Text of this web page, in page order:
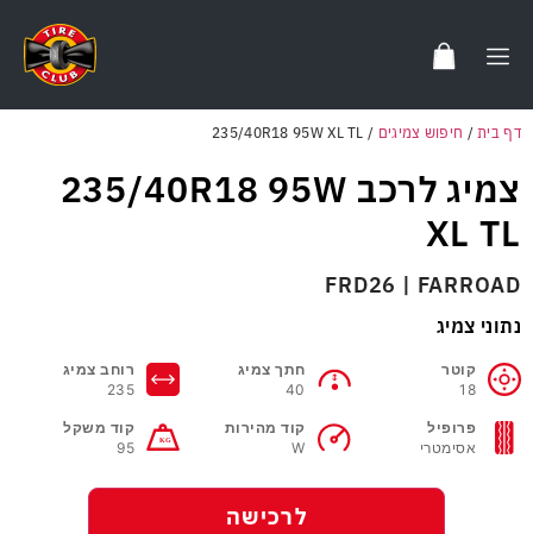
דף בית/ חיפוש צמיגים /
235/40R18 95W XL TL
צמיג לרכב 235/40R18 95W
XL TL
FRD26 | FARROAD
נתוני צמיג
קוטר
18
חתך צמיג
40
רוחב צמיג
235
פרופיל
אסימטרי
קוד מהירות
W
קוד משקל
95
לרכישה